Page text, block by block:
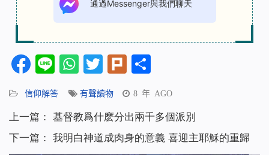
通過Messenger與我們聊天
Facebook
LineWhatsApp
Twitter
Plurk
信仰解答 有聲讀物 8 年 AGO
上一篇： 基督教爲什麽分出兩千多個派別
下一篇： 我明白神道成肉身的意義 喜迎主耶穌的重歸